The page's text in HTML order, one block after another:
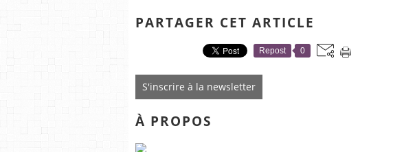
PARTAGER CET ARTICLE
Repost 0
S'inscrire à la newsletter
À PROPOS